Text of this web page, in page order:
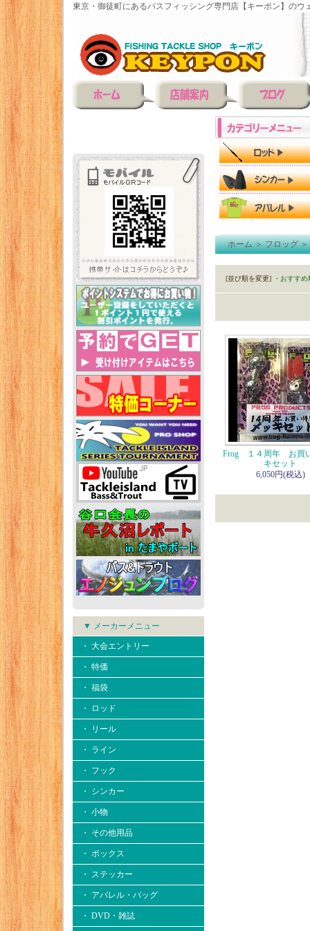
東京・御徒町にあるバスフィッシング専門店【キーポン】のウ
▼ メーカーメニュー
・ 大会エントリー
・ 特価
・ 福袋
・ ロッド
・ リール
・ ライン
・ フック
・ シンカー
・ 小物
・ その他用品
・ ボックス
・ ステッカー
・ アパレル・バッグ
・ DVD・雑誌
ホーム＞フロッグ＞
[並び順を変更] ・おすすめ
Frog １４周年 お買
キセット
6,050円(税込)